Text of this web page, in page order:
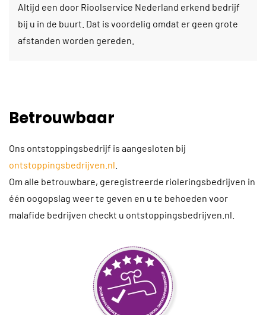
Altijd een door Rioolservice Nederland erkend bedrijf
bij u in de buurt. Dat is voordelig omdat er geen grote
afstanden worden gereden.
Betrouwbaar
Ons ontstoppingsbedrijf is aangesloten bij
ontstoppingsbedrijven.nl
Om alle betrouwbare, geregistreerde rioleringsbedrijven in
één oogopslag weer te geven en u te behoeden voor
malafide bedrijven checkt u ontstoppingsbedrijven.nl.